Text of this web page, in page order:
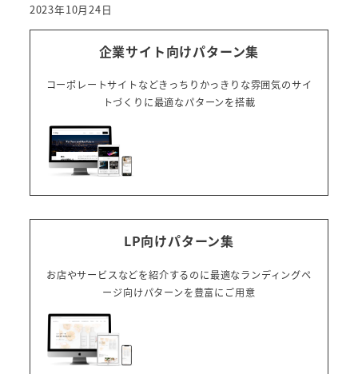
2023年10月24日
企業サイト向けパターン集
コーポレートサイトなどきっちりかっきりな雰囲気のサイ
トづくりに最適なパターンを搭載
LP向けパターン集
お店やサービスなどを紹介するのに最適なランディングペ
ージ向けパターンを豊富にご用意